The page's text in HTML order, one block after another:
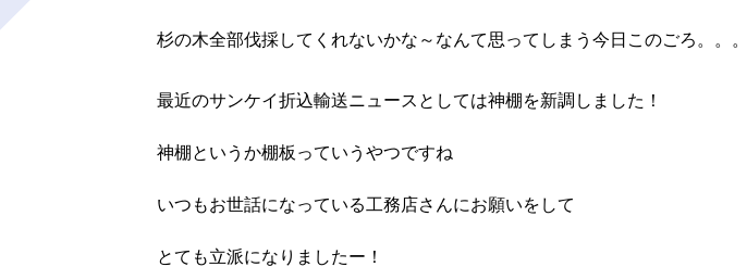
杉の木全部伐採してくれないかな～なんて思ってしまう今日このごろ。。。
最近のサンケイ折込輸送ニュースとしては神棚を新調しました！
神棚というか棚板っていうやつですね
いつもお世話になっている工務店さんにお願いをして
とても立派になりましたー！